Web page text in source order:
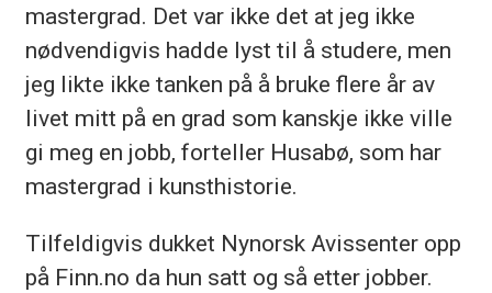
mastergrad. Det var ikke det at jeg ikke
nødvendigvis hadde lyst til å studere, men
jeg likte ikke tanken på å bruke flere år av
livet mitt på en grad som kanskje ikke ville
gi meg en jobb, forteller Husabø, som har
mastergrad i kunsthistorie.
Tilfeldigvis dukket Nynorsk Avissenter opp
på Finn.no da hun satt og så etter jobber.